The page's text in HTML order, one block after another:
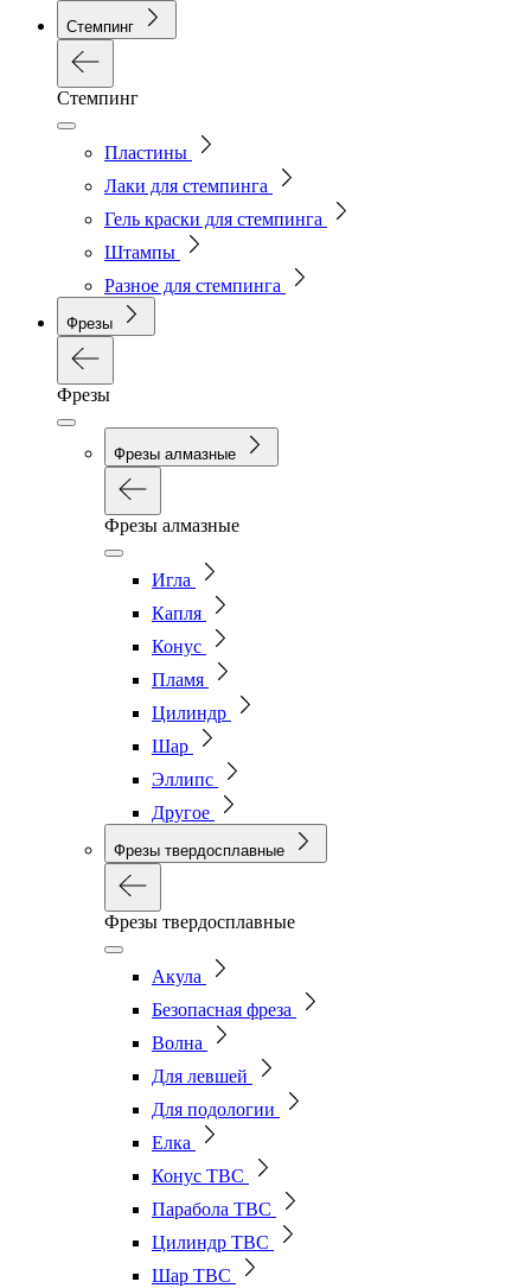
Стемпинг
Стемпинг
Пластины
Лаки для стемпинга
Гель краски для стемпинга
Штампы
Разное для стемпинга
Фрезы
Фрезы
Фрезы алмазные
Фрезы алмазные
Игла
Капля
Конус
Пламя
Цилиндр
Шар
Эллипс
Другое
Фрезы твердосплавные
Фрезы твердосплавные
Акула
Безопасная фреза
Волна
Для левшей
Для подологии
Елка
Конус ТВС
Парабола ТВС
Цилиндр ТВС
Шар ТВС